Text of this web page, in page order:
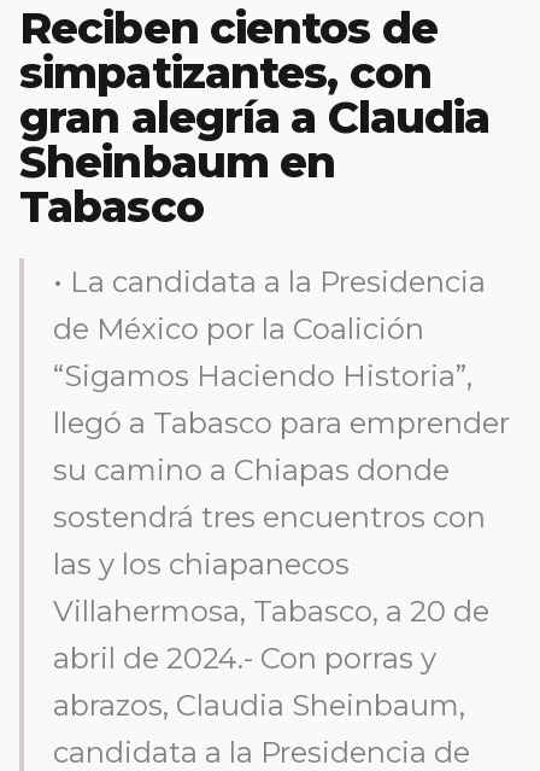
Reciben cientos de
simpatizantes, con
gran alegría a Claudia
Sheinbaum en
Tabasco
• La candidata a la Presidencia
de México por la Coalición
“Sigamos Haciendo Historia”,
llegó a Tabasco para emprender
su camino a Chiapas donde
sostendrá tres encuentros con
las y los chiapanecos
Villahermosa, Tabasco, a 20 de
abril de 2024.- Con porras y
abrazos, Claudia Sheinbaum,
candidata a la Presidencia de